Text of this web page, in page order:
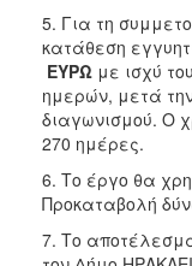
5. Για τη
κατάθεση
ΕΥΡΩ με ισχύ
ημερών, μετά
διαγωνισμού. Ο
270 ημέρες.
6. Το έργο θα
Προκαταβολή
7. Το